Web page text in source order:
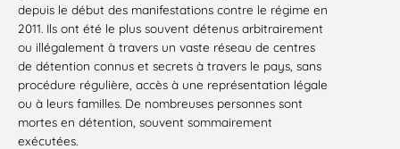
depuis le début des manifestations contre le régime en
2011. Ils ont été le plus souvent détenus arbitrairement
ou illégalement à travers un vaste réseau de centres
de détention connus et secrets à travers le pays, sans
procédure régulière, accès à une représentation légale
ou à leurs familles. De nombreuses personnes sont
mortes en détention, souvent sommairement
exécutées.